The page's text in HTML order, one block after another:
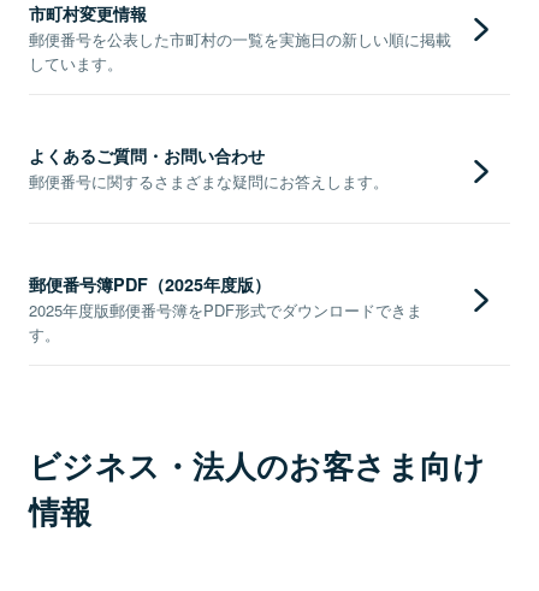
市町村変更情報
郵便番号を公表した市町村の一覧を実施日の新しい順に掲載
しています。
よくあるご質問・お問い合わせ
郵便番号に関するさまざまな疑問にお答えします。
郵便番号簿PDF（2025年度版）
2025年度版郵便番号簿をPDF形式でダウンロードできま
す。
ビジネス・法人のお客さま向け
情報